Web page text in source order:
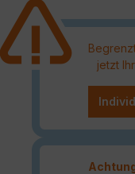
jetzt